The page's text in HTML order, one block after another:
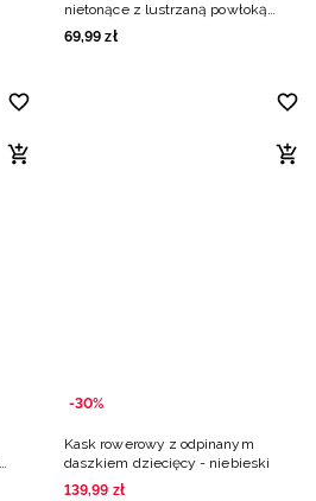
nietonące z lustrzaną powłoką
dziecięce - czarne
69,99 zł
-30%
Kask rowerowy z odpinanym
daszkiem dziecięcy - niebieski
139,99 zł